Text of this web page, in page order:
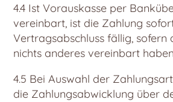
4.4 Ist Vorauskasse per
vereinbart, ist die Zahlung
Vertragsabschluss fällig, sofern
nichts anderes vereinbart
4.5 Bei Auswahl der
die Zahlungsabwicklung über